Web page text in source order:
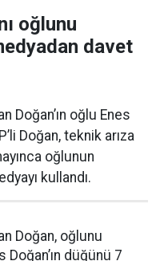
oğlunu
davet
Doğan’ın oğlu Enes
Doğan, teknik arıza
oğlunun
kullandı.
Doğan, oğlunu
Doğan’ın düğünü 7